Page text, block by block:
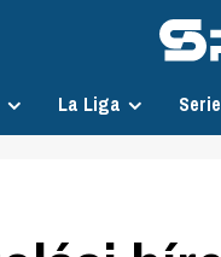
La Liga